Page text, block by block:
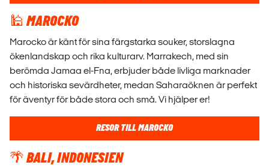
🕌 MAROCKO
Marocko är känt för sina färgstarka souker, storslagna
ökenlandskap och rika kulturarv. Marrakech, med sin
berömda Jamaa el-Fna, erbjuder både livliga marknader
och historiska sevärdheter, medan Saharaöknen är perfekt
för äventyr för både stora och små. Vi hjälper er!
RESOR TILL MAROCKO
🌴 BALI, INDONESIEN